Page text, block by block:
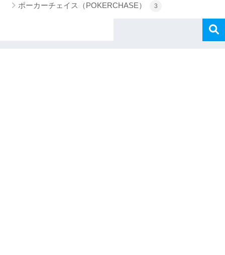
ポーカーチェイス（POKERCHASE） 3